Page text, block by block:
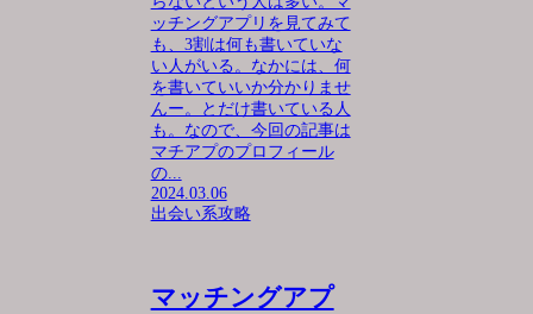
ッチングアプリを見てみて
も、3割は何も書いていな
い人がいる。なかには、何
を書いていいか分かりませ
んー。とだけ書いている人
も。なので、今回の記事は
マチアプのプロフィール
の...
2024.03.06
出会い系攻略
マッチングアプ